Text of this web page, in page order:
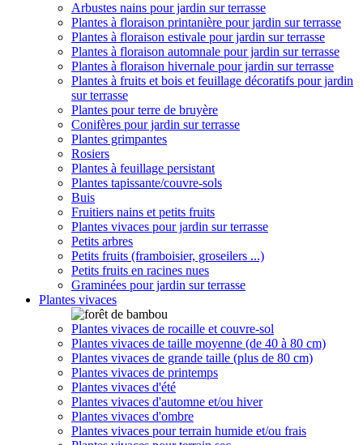
Arbustes nains pour jardin sur terrasse
Plantes à floraison printanière pour jardin sur terrasse
Plantes à floraison estivale pour jardin sur terrasse
Plantes à floraison automnale pour jardin sur terrasse
Plantes à floraison hivernale pour jardin sur terrasse
Plantes à fruits et bois et feuillage décoratifs pour jardin
sur terrasse
Plantes pour terre de bruyère
Conifères pour jardin sur terrasse
Plantes grimpantes
Rosiers
Plantes à feuillage persistant
Plantes tapissante/couvre-sols
Buis
Fruitiers nains et petits fruits
Plantes vivaces pour jardin sur terrasse
Petits arbres
Petits fruits (framboisier, groseilers ...)
Petits fruits en racines nues
Graminées pour jardin sur terrasse
Plantes vivaces
Plantes vivaces de rocaille et couvre-sol
Plantes vivaces de taille moyenne (de 40 à 80 cm)
Plantes vivaces de grande taille (plus de 80 cm)
Plantes vivaces de printemps
Plantes vivaces d'été
Plantes vivaces d'automne et/ou hiver
Plantes vivaces d'ombre
Plantes vivaces pour terrain humide et/ou frais